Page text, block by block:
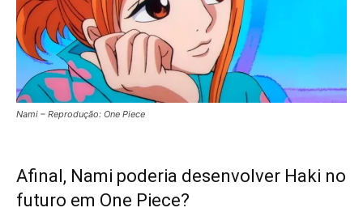
Nami – Reprodução: One Piece
Afinal, Nami poderia desenvolver Haki no
futuro em One Piece?